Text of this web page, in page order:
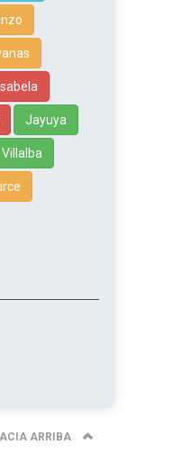
Isabela
Jayuya
Villalba
ARRIBA